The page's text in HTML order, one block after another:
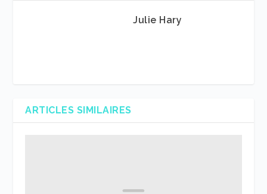
Julie Hary
ARTICLES SIMILAIRES